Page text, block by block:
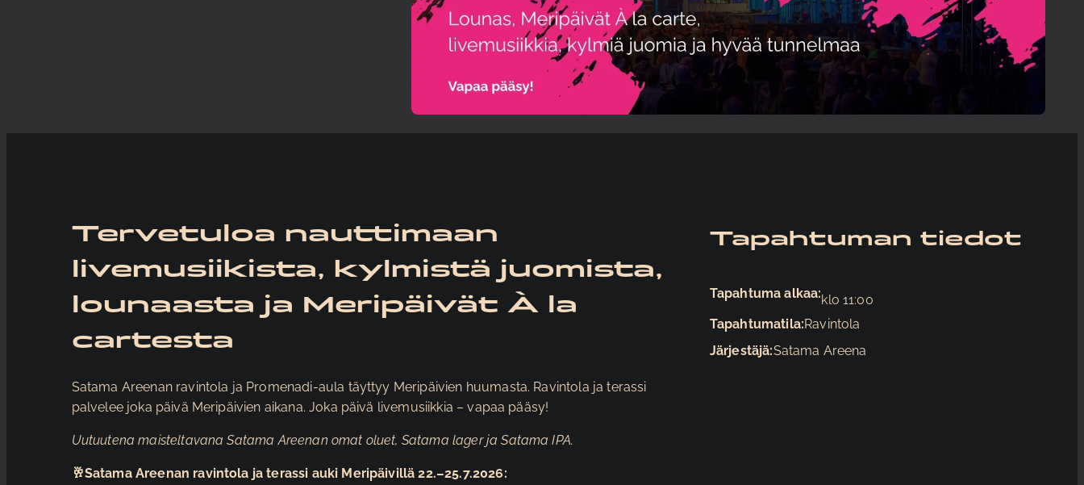
Tervetuloa nauttimaan
livemusiikista, kylmistä juomista,
lounaasta ja Meripäivät À la
cartesta
Satama Areenan ravintola ja Promenadi-aula täyttyy Meripäivien huumasta. Ravintola ja terassi
palvelee joka päivä Meripäivien aikana. Joka päivä livemusiikkia – vapaa pääsy!
Uutuutena maisteltavana Satama Areenan omat oluet, Satama lager ja Satama IPA.
🥂Satama Areenan ravintola ja terassi auki Meripäivillä 22.–25.7.2026:
Tapahtuman tiedot
Tapahtuma alkaa:
11:00
Tapahtumatila:Ravintola
Järjestäjä:Satama Areena